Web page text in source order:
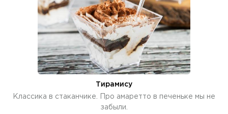
Тирамису
Классика в стаканчике. Про амаретто в печеньке мы не
забыли.